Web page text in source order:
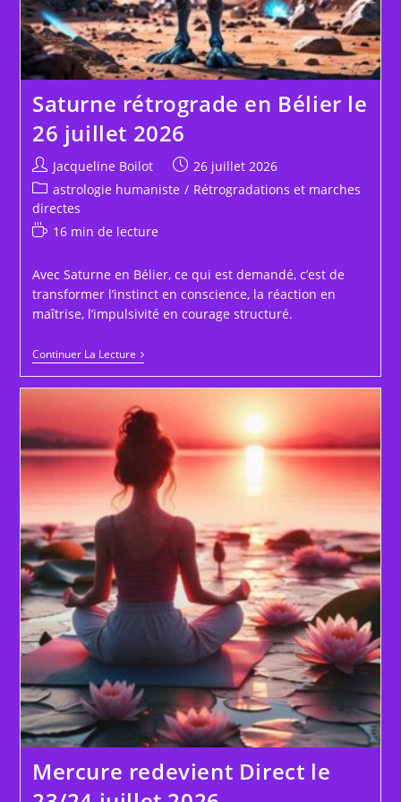
Saturne rétrograde en Bélier le
26 juillet 2026
Auteur/autrice
de
la
publication :
Jacqueline Boilot
Publication
publiée :
26 juillet 2026
Post
category:
astrologie humaniste / Rétrogradations et marches
directes
Temps
lecture :
16 min de lecture
Avec Saturne en Bélier, ce qui est demandé, c’est de
transformer l’instinct en conscience, la réaction en
maîtrise, l’impulsivité en courage structuré.
Continuer La LectureSaturne
Rétrograde
Le
Juillet
Mercure redevient Direct le